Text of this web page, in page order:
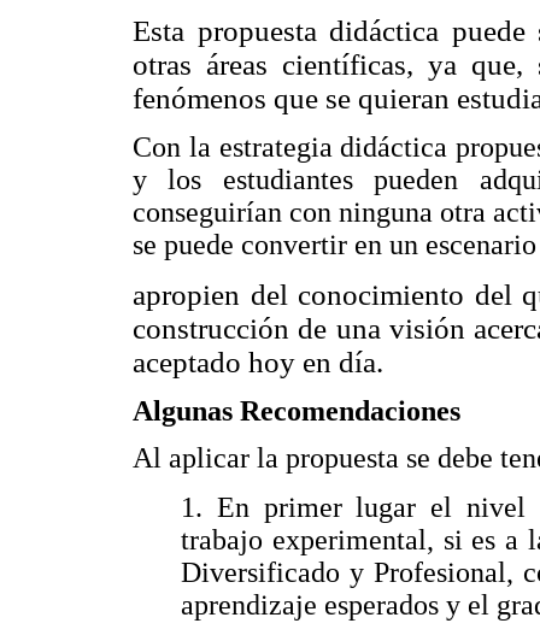
Esta propuesta didáctica
otras áreas científicas, ya
fenómenos que se quieran
Con la estrategia didáctica
y los estudiantes pueden
conseguirían con ninguna otra
se puede convertir en un
apropien del conocimiento del
construcción de una visión
aceptado hoy en día.
Algunas Recomendaciones
Al aplicar la propuesta se debe
1. En primer lugar el nivel
trabajo experimental, si es a
Diversificado y Profesional,
aprendizaje esperados y el